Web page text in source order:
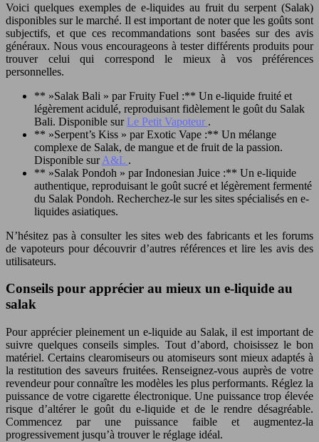
Voici quelques exemples de e-liquides au fruit du serpent (Salak)
disponibles sur le marché. Il est important de noter que les goûts sont
subjectifs, et que ces recommandations sont basées sur des avis
généraux. Nous vous encourageons à tester différents produits pour
trouver celui qui correspond le mieux à vos préférences
personnelles.
** »Salak Bali » par Fruity Fuel :** Un e-liquide fruité et
légèrement acidulé, reproduisant fidèlement le goût du Salak
Bali. Disponible sur Le Petit Vapoteur .
** »Serpent’s Kiss » par Exotic Vape :** Un mélange
complexe de Salak, de mangue et de fruit de la passion.
Disponible surA&L .
** »Salak Pondoh » par Indonesian Juice :** Un e-liquide
authentique, reproduisant le goût sucré et légèrement fermenté
du Salak Pondoh. Recherchez-le sur les sites spécialisés en e-
liquides asiatiques.
N’hésitez pas à consulter les sites web des fabricants et les forums
de vapoteurs pour découvrir d’autres références et lire les avis des
utilisateurs.
Conseils pour apprécier au mieux un e-liquide au
salak
Pour apprécier pleinement un e-liquide au Salak, il est important de
suivre quelques conseils simples. Tout d’abord, choisissez le bon
matériel. Certains clearomiseurs ou atomiseurs sont mieux adaptés à
la restitution des saveurs fruitées. Renseignez-vous auprès de votre
revendeur pour connaître les modèles les plus performants. Réglez la
puissance de votre cigarette électronique. Une puissance trop élevée
risque d’altérer le goût du e-liquide et de le rendre désagréable.
Commencez par une puissance faible et augmentez-la
progressivement jusqu’à trouver le réglage idéal.